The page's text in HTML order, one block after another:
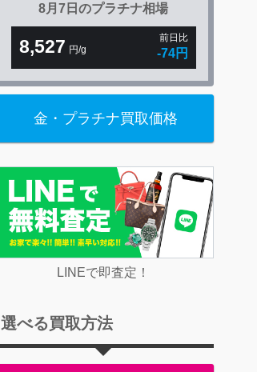
8月7日のプラチナ相場
8,527 円/g
前日比
-74円
金・プラチナ買取価格
LINEで即査定！
選べる買取方法